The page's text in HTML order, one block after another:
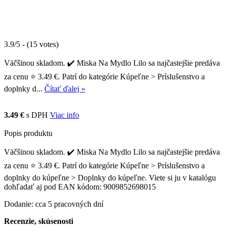
3.9/5 - (15 votes)
Väčšinou skladom. ✔️ Miska Na Mydlo Lilo sa najčastejšie predáva
za cenu ⭐ 3.49 €. Patrí do kategórie Kúpeľne > Príslušenstvo a
doplnky d... Čítať ďalej »
3.49 € s DPH Viac info
Popis produktu
Väčšinou skladom. ✔️ Miska Na Mydlo Lilo sa najčastejšie predáva
za cenu ⭐ 3.49 €. Patrí do kategórie Kúpeľne > Príslušenstvo a
doplnky do kúpeľne > Doplnky do kúpeľne. Viete si ju v katalógu
dohľadať aj pod EAN kódom: 9009852698015
Dodanie: cca 5 pracovných dní
Recenzie, skúsenosti